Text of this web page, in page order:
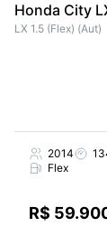
Honda City
LX 1.5 (Flex) (Aut)
2014
Flex
R$